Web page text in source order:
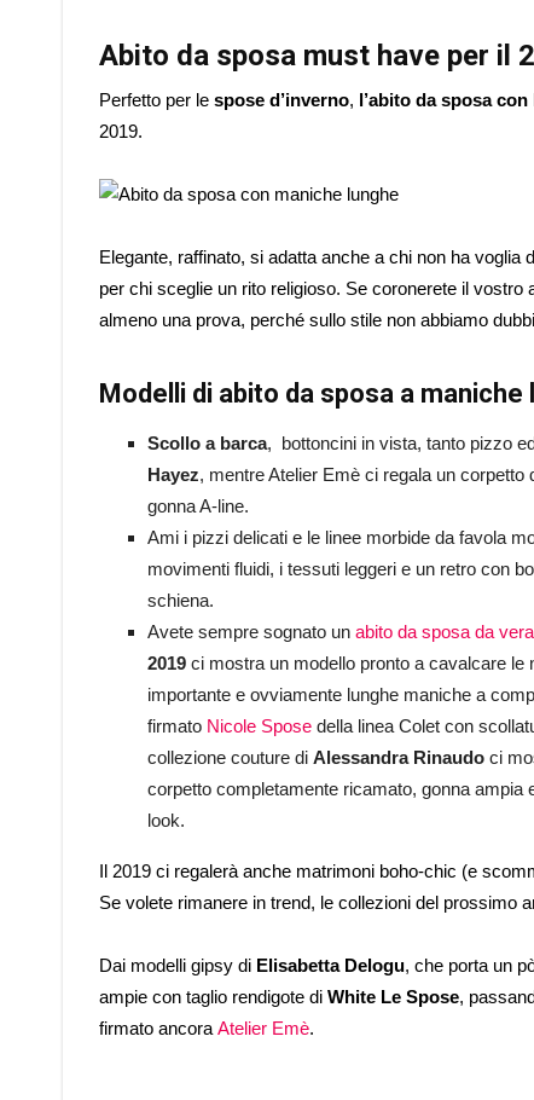
Abito da sposa must have per il
Perfetto per le spose d’inverno, l’abito da sposa
2019.
Elegante, raffinato, si adatta anche a chi non ha voglia
per chi sceglie un rito religioso. Se coronerete il
almeno una prova, perché sullo stile non abbiamo
Modelli di abito da sposa a maniche
Scollo a barca, bottoncini in vista, tanto pizzo
Hayez, mentre Atelier Emè ci regala un
gonna A-line.
Ami i pizzi delicati e le linee morbide da favola
movimenti fluidi, i tessuti leggeri e un retro con
schiena.
Avete sempre sognato un abito da sposa da
2019 ci mostra un modello pronto a cavalcare
importante e ovviamente lunghe maniche a
firmato Nicole Spose della linea Colet con
collezione couture di Alessandra Rinaudo ci
corpetto completamente ricamato, gonna ampia
look.
Il 2019 ci regalerà anche matrimoni boho-chic (e
Se volete rimanere in trend, le collezioni del prossimo
Dai modelli gipsy di Elisabetta Delogu, che porta un
ampie con taglio rendigote di White Le Spose,
firmato ancora Atelier Emè.